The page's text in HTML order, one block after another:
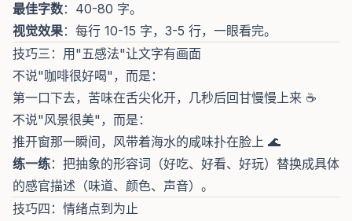
最佳字数：40-80 字。
视觉效果：每行 10-15 字，3-5 行，一眼看完。
技巧三：用"五感法"让文字有画面
不说"咖啡很好喝"，而是：
第一口下去，苦味在舌尖化开，几秒后回甘慢慢上来 ☕
不说"风景很美"，而是：
推开窗那一瞬间，风带着海水的咸味扑在脸上 🌊
练一练：把抽象的形容词（好吃、好看、好玩）替换成具体
的感官描述（味道、颜色、声音）。
技巧四：情绪点到为止